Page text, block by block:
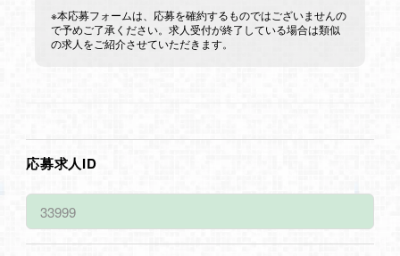
※本応募フォームは、応募を確約するものではございませんの
で予めご了承ください。求人受付が終了している場合は類似
の求人をご紹介させていただきます。
応募求人ID